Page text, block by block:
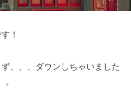
！
、、、ダウンしちゃいました